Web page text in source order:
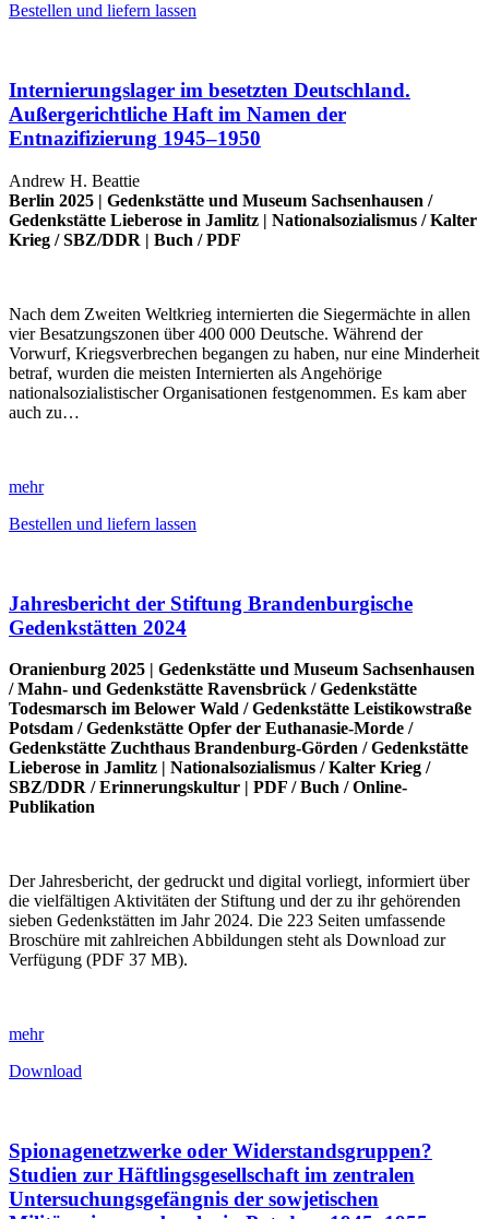
Bestellen und liefern lassen
Internierungslager im besetzten Deutschland.
Außergerichtliche Haft im Namen der
Entnazifizierung 1945–1950
Andrew H. Beattie
Berlin 2025 | Gedenkstätte und Museum Sachsenhausen /
Gedenkstätte Lieberose in Jamlitz | Nationalsozialismus /Kalter
Krieg /SBZ/DDR | Buch /PDF
Nach dem Zweiten Weltkrieg internierten die Siegermächte in allen
vier Besatzungszonen über 400 000 Deutsche. Während der
Vorwurf, Kriegsverbrechen begangen zu haben, nur eine Minderheit
betraf, wurden die meisten Internierten als Angehörige
nationalsozialistischer Organisationen festgenommen. Es kam aber
auch zu…
mehr
Bestellen und liefern lassen
Jahresbericht der Stiftung Brandenburgische
Gedenkstätten 2024
Oranienburg 2025 | Gedenkstätte und Museum Sachsenhausen
/Mahn- und Gedenkstätte Ravensbrück /Gedenkstätte
Todesmarsch im Belower Wald /Gedenkstätte Leistikowstraße
Potsdam /Gedenkstätte Opfer der Euthanasie-Morde /
Gedenkstätte Zuchthaus Brandenburg-Görden /Gedenkstätte
Lieberose in Jamlitz | Nationalsozialismus /Kalter Krieg /
SBZ/DDR /Erinnerungskultur | PDF /Buch /Online-
Publikation
Der Jahresbericht, der gedruckt und digital vorliegt, informiert über
die vielfältigen Aktivitäten der Stiftung und der zu ihr gehörenden
sieben Gedenkstätten im Jahr 2024. Die 223 Seiten umfassende
Broschüre mit zahlreichen Abbildungen steht als Download zur
Verfügung (PDF 37 MB).
mehr
Download
Spionagenetzwerke oder Widerstandsgruppen?
Studien zur Häftlingsgesellschaft im zentralen
Untersuchungsgefängnis der sowjetischen